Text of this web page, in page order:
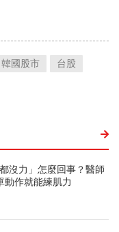
韓國股市
台股
沒力」怎麼回事？醫師
動作就能練肌力